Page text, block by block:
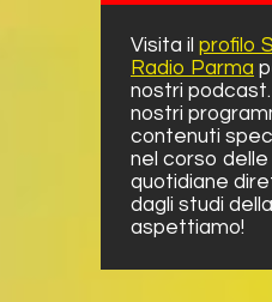
Visita il profilo
Radio Parma
nostri
nostri
contenuti
nel corso
quotidiane
dagli studi
aspettiamo!